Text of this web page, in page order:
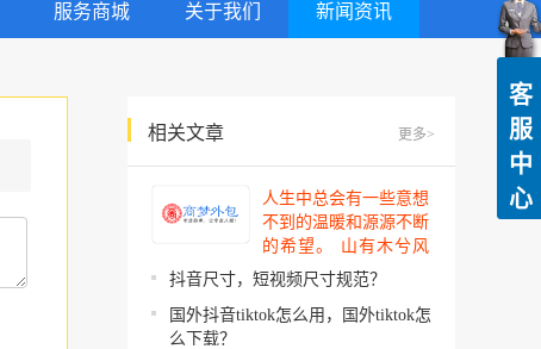
服务商城 关于我们 新闻资讯
相关文章 更多>
人生中总会有一些意想
不到的温暖和源源不断
的希望。 山有木兮风
吹过，你的心思我都明
你。 你建起…
抖音尺寸，短视频尺寸规范？
国外抖音tiktok怎么用，国外tiktok怎
么下载？
客
服
中
心